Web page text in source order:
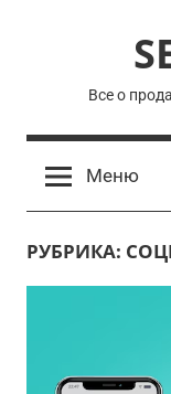
Все о
Меню
РУБРИКА: